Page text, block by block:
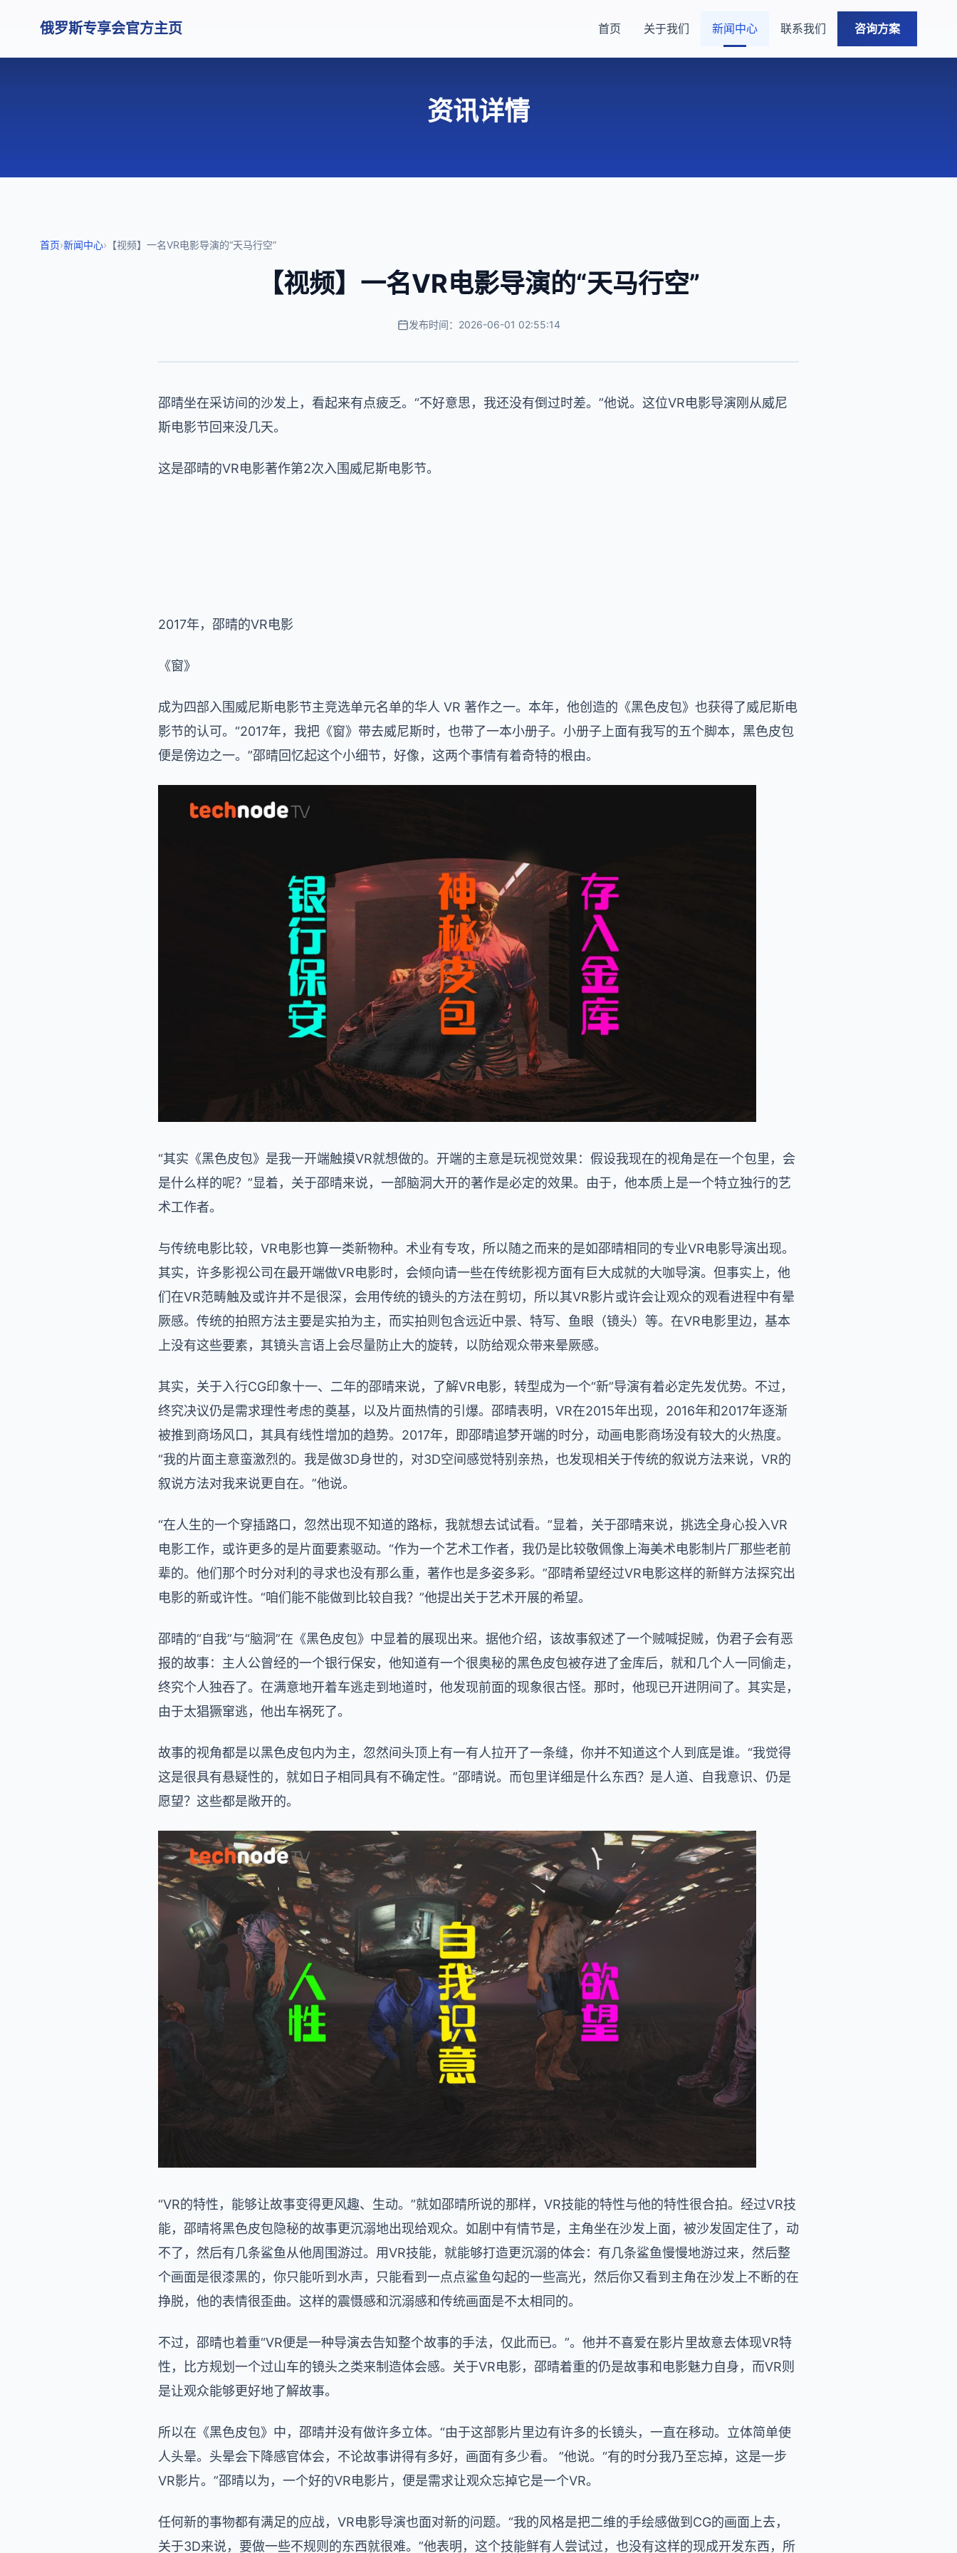
俄罗斯专享会官方主页 首页 关于我们 新闻中心 联系我们 咨询方案
资讯详情
首页›新闻中心› 【视频】一名VR电影导演的“天马行空”
【视频】一名VR电影导演的“天马行空”
发布时间：2026-06-01 02:55:14
邵晴坐在采访间的沙发上，看起来有点疲乏。“不好意思，我还没有倒过时差。”他说。这位VR电影导演刚从威尼
斯电影节回来没几天。
这是邵晴的VR电影著作第2次入围威尼斯电影节。
2017年，邵晴的VR电影
《窗》
成为四部入围威尼斯电影节主竞选单元名单的华人 VR 著作之一。本年，他创造的《黑色皮包》也获得了威尼斯电
影节的认可。“2017年，我把《窗》带去威尼斯时，也带了一本小册子。小册子上面有我写的五个脚本，黑色皮包
便是傍边之一。”邵晴回忆起这个小细节，好像，这两个事情有着奇特的根由。
“其实《黑色皮包》是我一开端触摸VR就想做的。开端的主意是玩视觉效果：假设我现在的视角是在一个包里，会
是什么样的呢？”显着，关于邵晴来说，一部脑洞大开的著作是必定的效果。由于，他本质上是一个特立独行的艺
术工作者。
与传统电影比较，VR电影也算一类新物种。术业有专攻，所以随之而来的是如邵晴相同的专业VR电影导演出现。
其实，许多影视公司在最开端做VR电影时，会倾向请一些在传统影视方面有巨大成就的大咖导演。但事实上，他
们在VR范畴触及或许并不是很深，会用传统的镜头的方法在剪切，所以其VR影片或许会让观众的观看进程中有晕
厥感。传统的拍照方法主要是实拍为主，而实拍则包含远近中景、特写、鱼眼（镜头）等。在VR电影里边，基本
上没有这些要素，其镜头言语上会尽量防止大的旋转，以防给观众带来晕厥感。
其实，关于入行CG印象十一、二年的邵晴来说，了解VR电影，转型成为一个“新”导演有着必定先发优势。不过，
终究决议仍是需求理性考虑的奠基，以及片面热情的引爆。邵晴表明，VR在2015年出现，2016年和2017年逐渐
被推到商场风口，其具有线性增加的趋势。2017年，即邵晴追梦开端的时分，动画电影商场没有较大的火热度。
“我的片面主意蛮激烈的。我是做3D身世的，对3D空间感觉特别亲热，也发现相关于传统的叙说方法来说，VR的
叙说方法对我来说更自在。”他说。
“在人生的一个穿插路口，忽然出现不知道的路标，我就想去试试看。”显着，关于邵晴来说，挑选全身心投入VR
电影工作，或许更多的是片面要素驱动。“作为一个艺术工作者，我仍是比较敬佩像上海美术电影制片厂那些老前
辈的。他们那个时分对利的寻求也没有那么重，著作也是多姿多彩。”邵晴希望经过VR电影这样的新鲜方法探究出
电影的新或许性。“咱们能不能做到比较自我？”他提出关于艺术开展的希望。
邵晴的“自我”与“脑洞”在《黑色皮包》中显着的展现出来。据他介绍，该故事叙述了一个贼喊捉贼，伪君子会有恶
报的故事：主人公曾经的一个银行保安，他知道有一个很奥秘的黑色皮包被存进了金库后，就和几个人一同偷走，
终究个人独吞了。在满意地开着车逃走到地道时，他发现前面的现象很古怪。那时，他现已开进阴间了。其实是，
由于太猖獗窜逃，他出车祸死了。
故事的视角都是以黑色皮包内为主，忽然间头顶上有一有人拉开了一条缝，你并不知道这个人到底是谁。“我觉得
这是很具有悬疑性的，就如日子相同具有不确定性。”邵晴说。而包里详细是什么东西？是人道、自我意识、仍是
愿望？这些都是敞开的。
“VR的特性，能够让故事变得更风趣、生动。”就如邵晴所说的那样，VR技能的特性与他的特性很合拍。经过VR技
能，邵晴将黑色皮包隐秘的故事更沉溺地出现给观众。如剧中有情节是，主角坐在沙发上面，被沙发固定住了，动
不了，然后有几条鲨鱼从他周围游过。用VR技能，就能够打造更沉溺的体会：有几条鲨鱼慢慢地游过来，然后整
个画面是很漆黑的，你只能听到水声，只能看到一点点鲨鱼勾起的一些高光，然后你又看到主角在沙发上不断的在
挣脱，他的表情很歪曲。这样的震慑感和沉溺感和传统画面是不太相同的。
不过，邵晴也着重“VR便是一种导演去告知整个故事的手法，仅此而已。”。他并不喜爱在影片里故意去体现VR特
性，比方规划一个过山车的镜头之类来制造体会感。关于VR电影，邵晴着重的仍是故事和电影魅力自身，而VR则
是让观众能够更好地了解故事。
所以在《黑色皮包》中，邵晴并没有做许多立体。“由于这部影片里边有许多的长镜头，一直在移动。立体简单使
人头晕。头晕会下降感官体会，不论故事讲得有多好，画面有多少看。 ”他说。“有的时分我乃至忘掉，这是一步
VR影片。”邵晴以为，一个好的VR电影片，便是需求让观众忘掉它是一个VR。
任何新的事物都有满足的应战，VR电影导演也面对新的问题。“我的风格是把二维的手绘感做到CG的画面上去，
关于3D来说，要做一些不规则的东西就很难。”他表明，这个技能鲜有人尝试过，也没有这样的现成开发东西，所